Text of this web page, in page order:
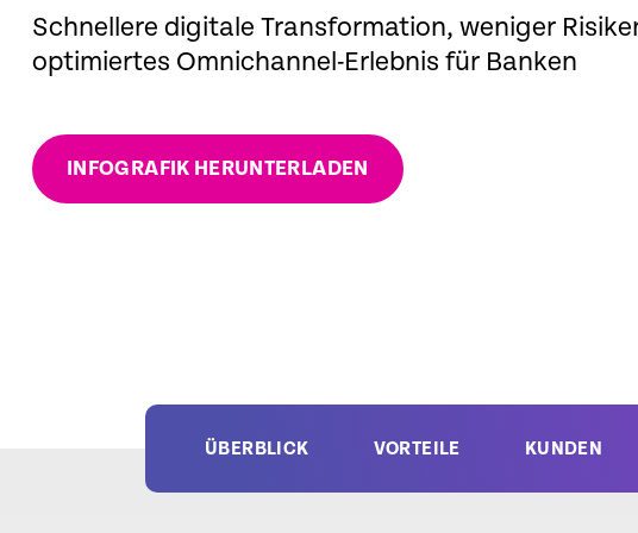
Schnellere digitale Transformation, weniger
optimiertes Omnichannel-Erlebnis für Banken
INFOGRAFIK HERUNTERLADEN
ÜBERBLICK VORTEILE KUNDEN